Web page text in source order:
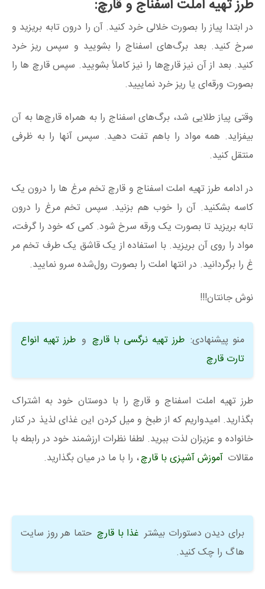
طرز تهیه املت اسفناج و قارچ:
در ابتدا پیاز را بصورت خلالی خرد کنید. آن را درون تابه بریزید و
سرخ کنید. بعد برگ‌های اسفناج را بشویید و سپس ریز خرد
کنید. بعد از آن نیز قارچ‌ها را نیز کاملاً بشویید. سپس قارچ ها را
بصورت ورقه‌ای یا ریز خرد نماییید.
وقتی پیاز طلایی شد، برگ‌های اسفناج را به همراه قارچ‌ها به آن
بیفزاید. همه مواد را باهم تفت دهید. سپس آنها را به ظرفی
منتقل کنید.
در ادامه طرز تهیه املت اسفناج و قارچ تخم مرغ ها را درون یک
کاسه بشکنید. آن را خوب هم بزنید. سپس تخم مرغ را درون
تابه بریزید تا بصورت یک ورقه سرخ شود. کمی که خود را گرفت،
مواد را روی آن بریزید. با استفاده از یک قاشق یک طرف تخم مر
غ را برگردانید. در انتها املت را بصورت رول‌شده سرو نمایید.
نوش جانتان!!!
منو پیشنهادی: طرز تهیه نرگسی با قارچ و طرز تهیه انواع
تارت قارچ
طرز تهیه املت اسفناج و قارچ را با دوستان خود به اشتراک
بگذارید. امیدواریم که از طبخ و میل کردن این غذای لذیذ در کنار
خانواده و عزیزان لذت ببرید. لطفا نظرات ارزشمند خود در رابطه با
مقالات آموزش آشپزی با قارچ، را با ما در میان بگذارید.
برای دیدن دستورات بیشتر غذا با قارچ حتما هر روز سایت
هاگ را چک کنید.